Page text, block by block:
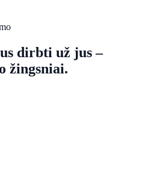
dirbti už jus –
žingsniai.